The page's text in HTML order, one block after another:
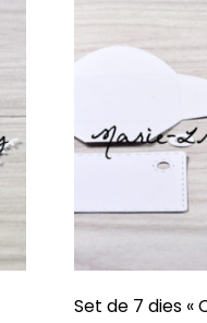
Set de 7 dies «